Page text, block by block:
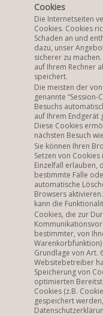
Cookies
Die Internetseiten
Cookies. Cookies
Schaden an und
dazu, unser
sicherer zu
auf Ihrem Rechner
speichert.
Die meisten der
genannte “Session-
Besuchs
auf Ihrem Endgerät
Diese Cookies
nächsten Besuch
Sie können Ihren
Setzen von
Einzelfall erlauben,
bestimmte Fälle
automatische
Browsers
kann die
Cookies, die zur
bestimmter, von
Grundlage von Art.
Websitebetreiber
Speicherung von
optimierten
Cookies (z.B.
gespeichert